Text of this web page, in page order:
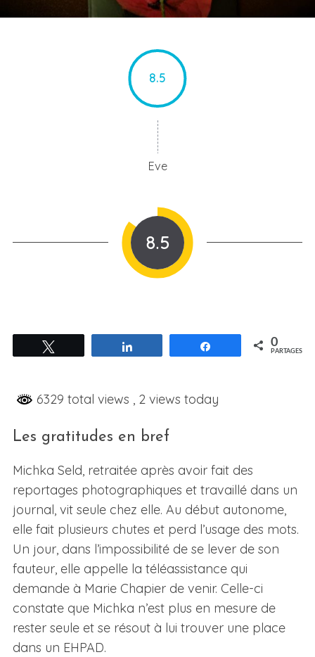
8.5
Eve
8.5
Partagez 0
PARTAGES
6329 total views , 2 views today
Les gratitudes en bref
Michka Seld, retraitée après avoir fait des
reportages photographiques et travaillé dans un
journal, vit seule chez elle. Au début autonome,
elle fait plusieurs chutes et perd l’usage des mots.
Un jour, dans l’impossibilité de se lever de son
fauteur, elle appelle la téléassistance qui
demande à Marie Chapier de venir. Celle-ci
constate que Michka n’est plus en mesure de
rester seule et se résout à lui trouver une place
dans un EHPAD.